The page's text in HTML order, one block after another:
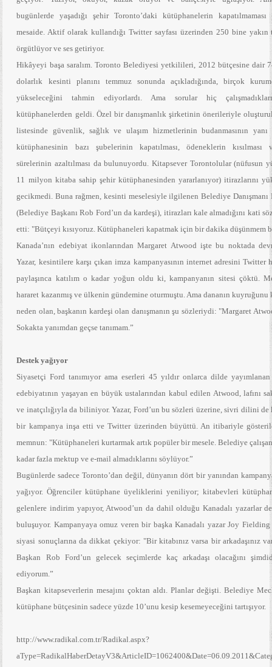
bugünlerde yaşadığı şehir Toronto’daki kütüphanelerin
mesaide. Aktif olarak kullandığı Twitter sayfası üzerinden 250 bine
örgütlüyor ve ses getiriyor.
Hikâyeyi başa saralım. Toronto Belediyesi yetkilileri, 2012 bütçesine dair
dolarlık kesinti planını temmuz sonunda açıkladığında, birçok
yükseleceğini tahmin ediyorlardı. Ama sorular hiç
kütüphanelerden geldi. Özel bir danışmanlık şirketinin önerileriyle
listesinde güvenlik, sağlık ve ulaşım hizmetlerinin budanmasının yanı
kütüphanesinin bazı şubelerinin kapatılması, ödeneklerin kısılması
sürelerinin azaltılması da bulunuyordu. Kitapsever Torontolular (nüfusun
11 milyon kitaba sahip şehir kütüphanesinden yararlanıyor) itirazlarını
gecikmedi. Buna rağmen, kesinti meselesiyle ilgilenen Belediye Danışmanı
(Belediye Başkanı Rob Ford’un da kardeşi), itirazları kale almadığını kati
etti: "Bütçeyi kısıyoruz. Kütüphaneleri kapatmak için bir dakika düşünmem
Kanada’nın edebiyat ikonlarından Margaret Atwood işte bu noktada
Yazar, kesintilere karşı çıkan imza kampanyasının internet adresini Twitter
paylaşınca katılım o kadar yoğun oldu ki, kampanyanın sitesi çöktü.
hararet kazanmış ve ülkenin gündemine oturmuştu. Ama dananın kuyruğunu
neden olan, başkanın kardeşi olan danışmanın şu sözleriydi: "Margaret
Sokakta yanımdan geçse tanımam.”
Destek yağıyor
Siyasetçi Ford tanımıyor ama eserleri 45 yıldır onlarca dilde
edebiyatının yaşayan en büyük ustalarından kabul edilen Atwood, lafını
ve inatçılığıyla da biliniyor. Yazar, Ford’un bu sözleri üzerine, sivri dilini
bir kampanya inşa etti ve Twitter üzerinden büyüttü. An itibariyle
memnun: "Kütüphaneleri kurtarmak artık popüler bir mesele. Belediye
kadar fazla mektup ve e-mail almadıklarını söylüyor.”
Bugünlerde sadece Toronto’dan değil, dünyanın dört bir yanından
yağıyor. Öğrenciler kütüphane üyeliklerini yeniliyor; kitabevleri
gelenlere indirim yapıyor, Atwood’un da dahil olduğu Kanadalı yazarlar
buluşuyor. Kampanyaya omuz veren bir başka Kanadalı yazar Joy Fielding
siyasi sonuçlarına da dikkat çekiyor: "Bir kitabınız varsa bir arkadaşınız
Başkan Rob Ford’un gelecek seçimlerde kaç arkadaşı olacağını
ediyorum.”
Başkan kitapseverlerin mesajını çoktan aldı. Planlar değişti. Belediye
kütüphane bütçesinin sadece yüzde 10’unu kesip kesemeyeceğini tartışıyor.
http://www.radikal.com.tr/Radikal.aspx?